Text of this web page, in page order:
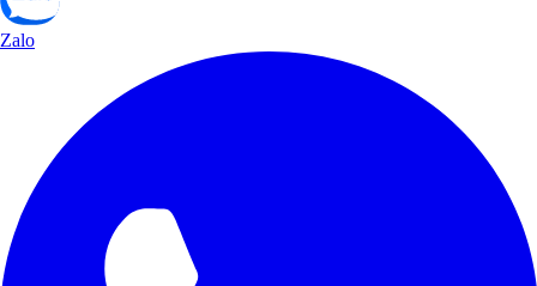
Zalo